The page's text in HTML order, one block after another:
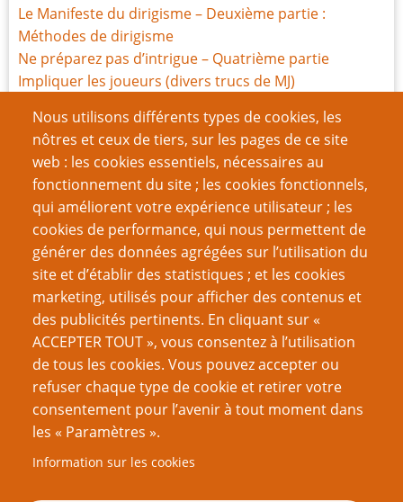
Nous utilisons différents types de cookies, les
nôtres et ceux de tiers, sur les pages de ce site
web : les cookies essentiels, nécessaires au
fonctionnement du site ; les cookies fonctionnels,
qui améliorent votre expérience utilisateur ; les
cookies de performance, qui nous permettent de
générer des données agrégées sur l’utilisation du
site et d’établir des statistiques ; et les cookies
marketing, utilisés pour afficher des contenus et
des publicités pertinents. En cliquant sur «
ACCEPTER TOUT », vous consentez à l’utilisation
de tous les cookies. Vous pouvez accepter ou
refuser chaque type de cookie et retirer votre
consentement pour l’avenir à tout moment dans
les « Paramètres ».
Information sur les cookies
Le Manifeste du dirigisme – Deuxième partie :
Méthodes de dirigisme
Ne préparez pas d’intrigue – Quatrième partie
Impliquer les joueurs (divers trucs de MJ)
La vie secrète des scénarios en nœuds (3) Nœuds
fractals
Écrire des scénarios horrifiques comme Sandy
Petersen
Alors comme ça, on veut garder les joueureuses sur
les rails ?
Pagination
Page
précédente
‹‹ 2
Page
suivante
››
VOUS AIMEREZ AUSSI
Le donjon par défaut est colonial
Assemblez vos monstres